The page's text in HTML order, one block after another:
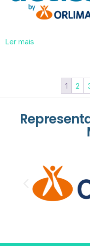
Ler mais
1 2